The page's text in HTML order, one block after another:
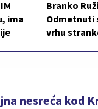
ima
Branko
Odmetnuti
vrhu
nesreća kod